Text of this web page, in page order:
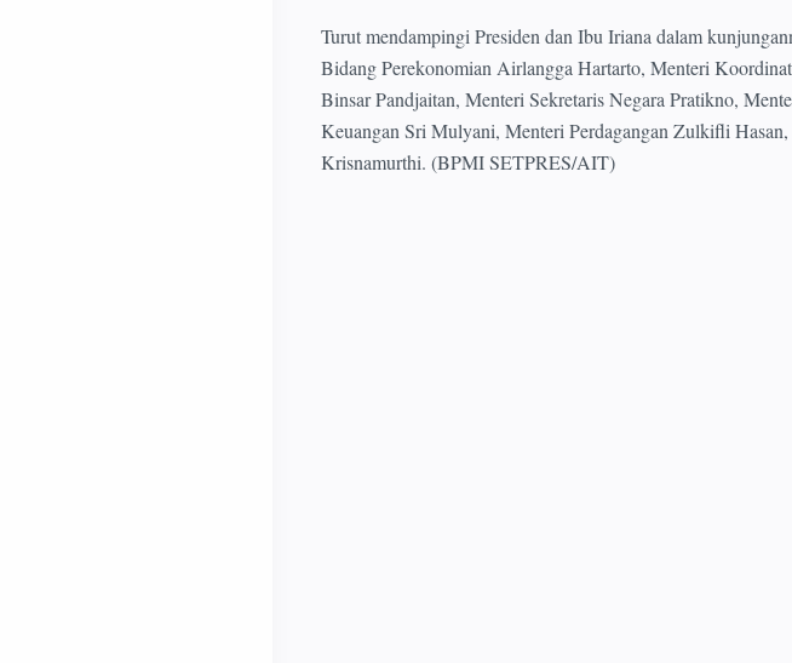
Turut mendampingi Presiden dan Ibu Iriana dalam
Bidang Perekonomian Airlangga Hartarto, Menteri
Binsar Pandjaitan, Menteri Sekretaris Negara Pratikno,
Keuangan Sri Mulyani, Menteri Perdagangan Zulkifli
Krisnamurthi. (BPMI SETPRES/AIT)